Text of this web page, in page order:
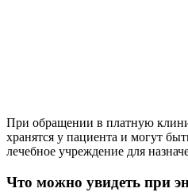
При обращении в платную
хранятся у пациента и могут
лечебное учреждение для
Что можно увидеть при